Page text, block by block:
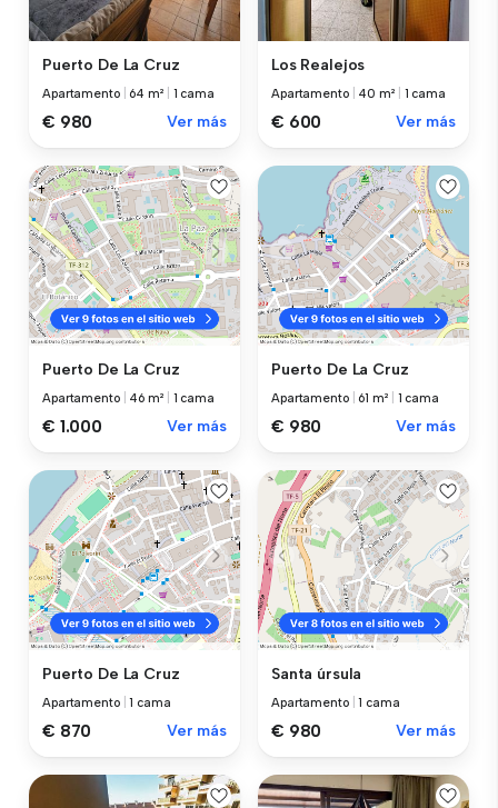
Puerto De La Cruz
Apartamento 64 m² 1 cama
€ 980 Ver más
Los Realejos
Apartamento 40 m² 1 cama
€ 600 Ver más
Puerto De La Cruz
Apartamento 46 m² 1 cama
€ 1.000 Ver más
Puerto De La Cruz
Apartamento 61 m² 1 cama
€ 980 Ver más
Puerto De La Cruz
Apartamento |1 cama
€ 870 Ver más
Santa úrsula
Apartamento |1 cama
€ 980 Ver más